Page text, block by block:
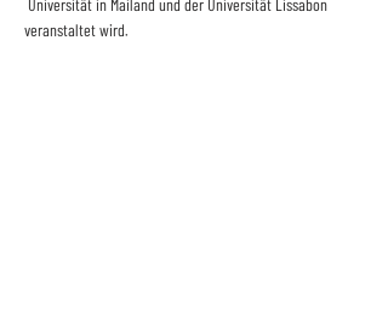
Universität in Mailand und der Universität Lissabon
veranstaltet wird.